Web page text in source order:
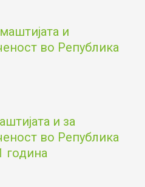
и
во Република
и за
во Република
година